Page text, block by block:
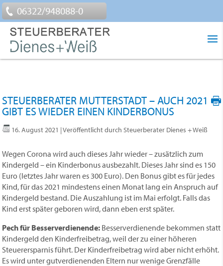
06322/948088-0
STEUERBERATER MUTTERSTADT – AUCH 2021
GIBT ES WIEDER EINEN KINDERBONUS
16. August 2021 | Veröffentlicht durch Steuerberater Dienes + Weiß
Wegen Corona wird auch dieses Jahr wieder – zusätzlich zum
Kindergeld – ein Kinderbonus ausbezahlt. Dieses Jahr sind es 150
Euro (letztes Jahr waren es 300 Euro). Den Bonus gibt es für jedes
Kind, für das 2021 mindestens einen Monat lang ein Anspruch auf
Kindergeld bestand. Die Auszahlung ist im Mai erfolgt. Falls das
Kind erst später geboren wird, dann eben erst später.
Pech für Besserverdienende: Besserverdienende bekommen statt
Kindergeld den Kinderfreibetrag, weil der zu einer höheren
Steuerersparnis führt. Der Kinderfreibetrag wird aber nicht erhöht.
Es wird unter gutverdienenden Eltern nur wenige Grenzfälle